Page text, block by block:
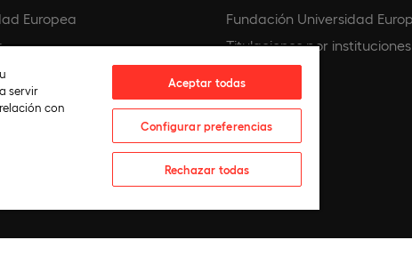
Europea
Fundación Universidad
Titulaciones por instituciones
servir
con
Aceptar todas
Configurar preferencias
Rechazar todas